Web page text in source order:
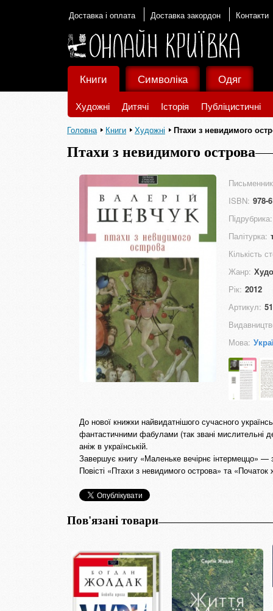
Доставка і оплата Доставка закордон Контакти
Книги
Художні Дитячі Історія Публіцистичні
Символіка Одяг
Головна Книги Художні Птахи з невидимого
Птахи з невидимого острова
ISBN: 978-
Підрубрика:
Палітурка:
Кількість
Жанр:
Рік: 2012
Артикул:
Мова:
До нової книжки найвидатнішого сучасного
фантастичними фабулами (так звані мислительні
аніж в українській.
Завершує книгу «Маленьке вечірнє інтермеццо» —
Повісті «Птахи з невидимого острова» та
Пов'язані товари